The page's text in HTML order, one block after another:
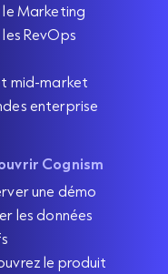
le Marketing
les RevOps
mid-market
enterprise
Cognism
une démo
les données
le produit